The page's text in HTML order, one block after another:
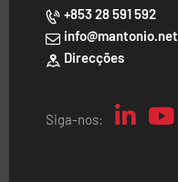
+853 28 591 592
info@mantonio.net
Direcções
Siga-nos: